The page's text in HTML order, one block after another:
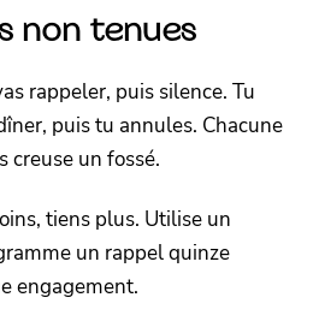
non tenues
rappeler, puis silence. Tu
puis tu annules. Chacune
creuse un fossé.
tiens plus. Utilise un
un rappel quinze
engagement.